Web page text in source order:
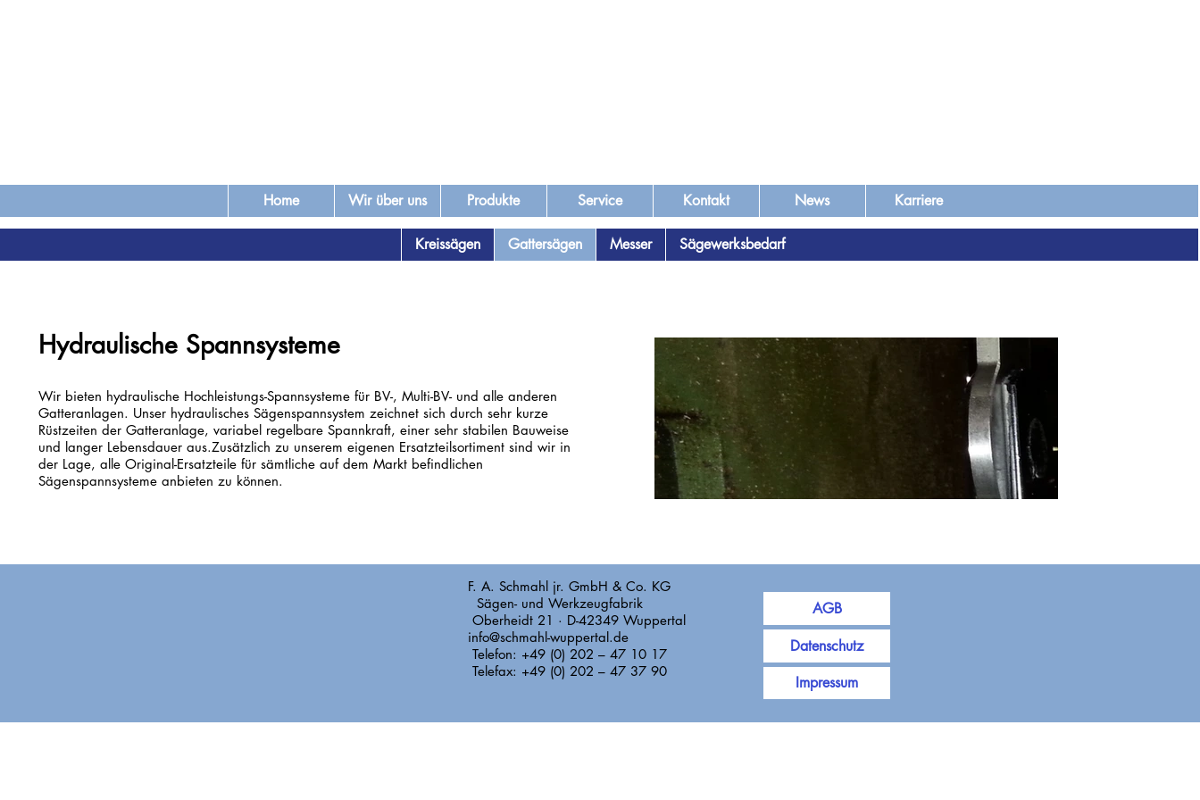
Home Wir über uns Produkte Service Kontakt News Karriere
Hydraulische Spannsysteme
Wir bieten hydraulische Hochleistungs-Spannsysteme für BV-, Multi-BV- und alle anderen
Gatteranlagen. Unser hydraulisches Sägenspannsystem zeichnet sich durch sehr kurze
Rüstzeiten der Gatteranlage, variabel regelbare Spannkraft, einer sehr stabilen Bauweise
und langer Lebensdauer aus.Zusätzlich zu unserem eigenen Ersatzteilsortiment sind wir in
der Lage, alle Original-Ersatzteile für sämtliche auf dem Markt befindlichen
Sägenspannsysteme anbieten zu können.
Kreissägen Gattersägen Messer Sägewerksbedarf
AGB
Impressum
Datenschutz
F. A. Schmahl jr. GmbH & Co. KG
Sägen- und Werkzeugfabrik
Oberheidt 21 · D-42349 Wuppertal
info@schmahl-wuppertal.de
Telefon: +49 (0) 202 – 47 10 17
Telefax: +49 (0) 202 – 47 37 90